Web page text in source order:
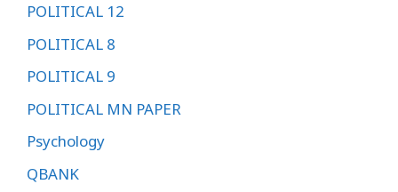
POLITICAL 12
POLITICAL 8
POLITICAL 9
POLITICAL MN PAPER
Psychology
QBANK